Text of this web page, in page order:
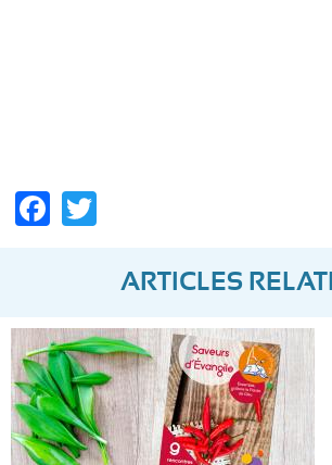
Facebook
ARTICLES